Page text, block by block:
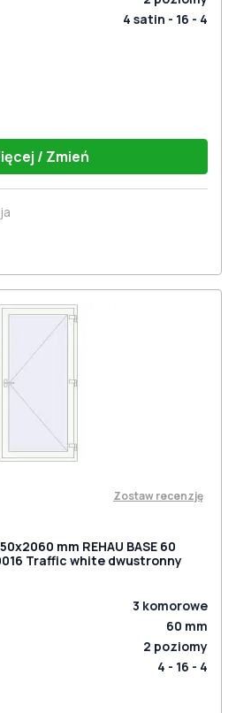
4 satin - 16 - 4
/ Zmień
Zostaw recenzję
mm REHAU BASE 60
Traffic white dwustronny
3 komorowe
60 mm
2 poziomy
4 - 16 - 4